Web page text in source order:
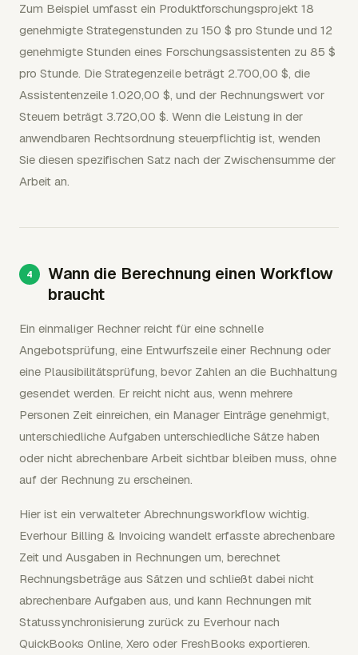
Zum Beispiel umfasst ein Produktforschungsprojekt 18
genehmigte Strategenstunden zu 150 $ pro Stunde und 12
genehmigte Stunden eines Forschungsassistenten zu 85 $
pro Stunde. Die Strategenzeile beträgt 2.700,00 $, die
Assistentenzeile 1.020,00 $, und der Rechnungswert vor
Steuern beträgt 3.720,00 $. Wenn die Leistung in der
anwendbaren Rechtsordnung steuerpflichtig ist, wenden
Sie diesen spezifischen Satz nach der Zwischensumme der
Arbeit an.
Wann die Berechnung einen Workflow
braucht
Ein einmaliger Rechner reicht für eine schnelle
Angebotsprüfung, eine Entwurfszeile einer Rechnung oder
eine Plausibilitätsprüfung, bevor Zahlen an die Buchhaltung
gesendet werden. Er reicht nicht aus, wenn mehrere
Personen Zeit einreichen, ein Manager Einträge genehmigt,
unterschiedliche Aufgaben unterschiedliche Sätze haben
oder nicht abrechenbare Arbeit sichtbar bleiben muss, ohne
auf der Rechnung zu erscheinen.
Hier ist ein verwalteter Abrechnungsworkflow wichtig.
Everhour Billing & Invoicing wandelt erfasste abrechenbare
Zeit und Ausgaben in Rechnungen um, berechnet
Rechnungsbeträge aus Sätzen und schließt dabei nicht
abrechenbare Aufgaben aus, und kann Rechnungen mit
Statussynchronisierung zurück zu Everhour nach
QuickBooks Online, Xero oder FreshBooks exportieren.